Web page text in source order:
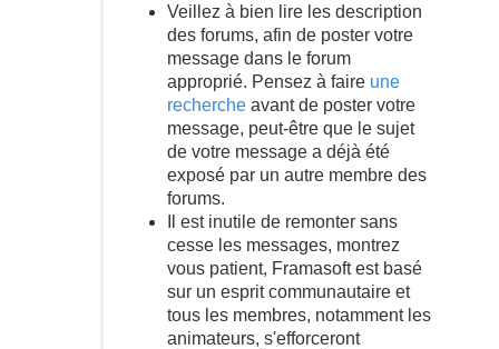
Veillez à bien lire les description
des forums, afin de poster votre
message dans le forum
approprié. Pensez à faire une
rechercheavant de poster votre
message, peut-être que le sujet
de votre message a déjà été
exposé par un autre membre des
forums.
Il est inutile de remonter sans
cesse les messages, montrez
vous patient, Framasoft est basé
sur un esprit communautaire et
tous les membres, notamment les
animateurs, s'efforceront